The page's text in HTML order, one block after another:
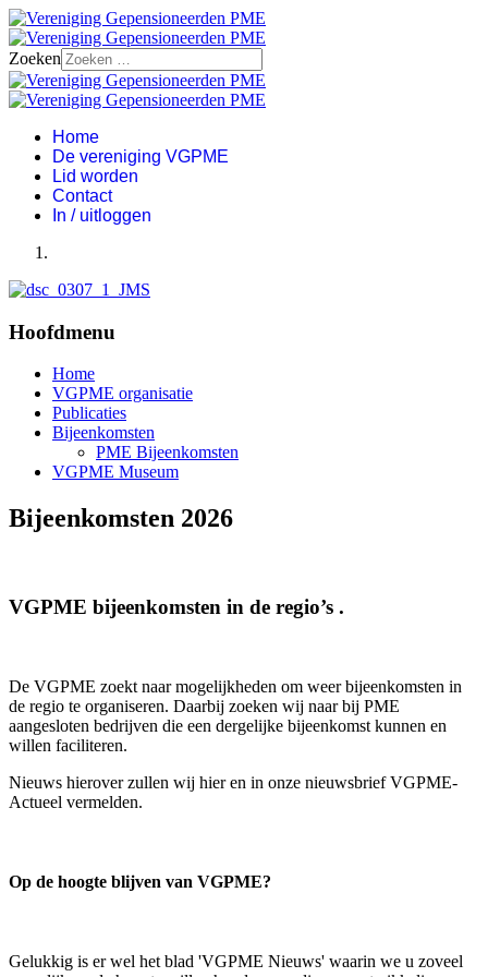
Zoeken
Home
De vereniging VGPME
Lid worden
Contact
In / uitloggen
Hoofdmenu
Home
VGPME organisatie
Publicaties
Bijeenkomsten
PME Bijeenkomsten
VGPME Museum
Bijeenkomsten 2026
VGPME bijeenkomsten in de regio’s .
De VGPME zoekt naar mogelijkheden om weer bijeenkomsten in
de regio te organiseren. Daarbij zoeken wij naar bij PME
aangesloten bedrijven die een dergelijke bijeenkomst kunnen en
willen faciliteren.
Nieuws hierover zullen wij hier en in onze nieuwsbrief VGPME-
Actueel vermelden.
Op de hoogte blijven van VGPME?
Gelukkig is er wel het blad 'VGPME Nieuws' waarin we u zoveel